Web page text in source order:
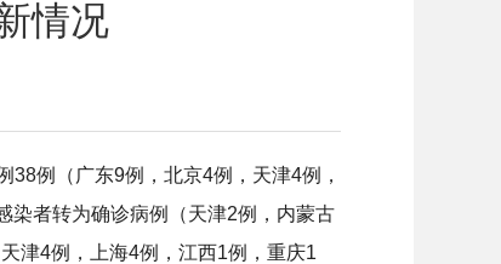
情况
例（广东9例，北京4例，天津4例，
染者转为确诊病例（天津2例，内蒙古
津4例，上海4例，江西1例，重庆1